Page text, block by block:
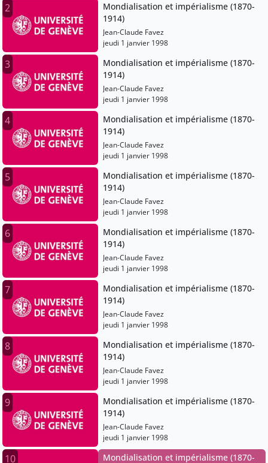
2
Mondialisation et impérialisme (1870-
1914)
Jean-Claude Favez
jeudi 1 janvier 1998
3
Mondialisation et impérialisme (1870-
1914)
Jean-Claude Favez
jeudi 1 janvier 1998
4
Mondialisation et impérialisme (1870-
1914)
Jean-Claude Favez
jeudi 1 janvier 1998
5
Mondialisation et impérialisme (1870-
1914)
Jean-Claude Favez
jeudi 1 janvier 1998
6
Mondialisation et impérialisme (1870-
1914)
Jean-Claude Favez
jeudi 1 janvier 1998
7
Mondialisation et impérialisme (1870-
1914)
Jean-Claude Favez
jeudi 1 janvier 1998
8
Mondialisation et impérialisme (1870-
1914)
Jean-Claude Favez
jeudi 1 janvier 1998
9
Mondialisation et impérialisme (1870-
1914)
Jean-Claude Favez
jeudi 1 janvier 1998
10 Mondialisation et impérialisme (1870-